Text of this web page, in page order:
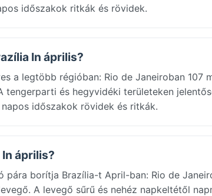
időszakok ritkák és rövidek.
In április?
a legtöbb régióban: Rio de Janeiroban 107
tengerparti és hegyvidéki területeken
időszakok rövidek és ritkák.
április?
pára borítja Brazília-t April-ban: Rio de
A levegő sűrű és nehéz napkeltétől